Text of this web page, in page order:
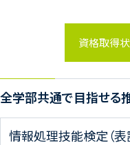
資格取得
全学部共通で目指せる
情報処理技能検定（表